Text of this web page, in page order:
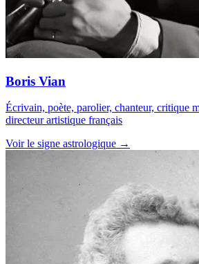
Boris Vian
Écrivain, poète, parolier, chanteur, critique
directeur artistique français
Voir le signe astrologique →